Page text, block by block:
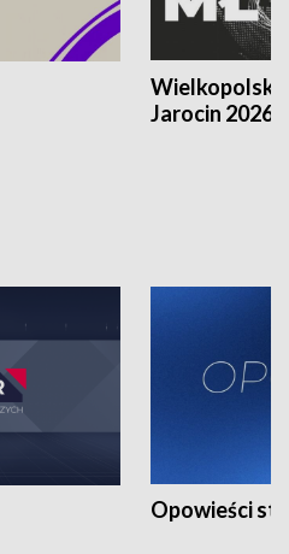
Jarocin 2026
Opowieści